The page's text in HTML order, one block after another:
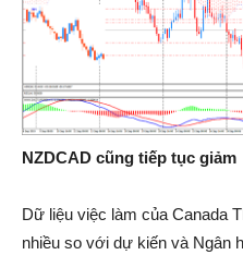
NZDCAD cũng tiếp tục giảm
Dữ liệu việc làm của Canada
nhiều so với dự kiến và Ngân